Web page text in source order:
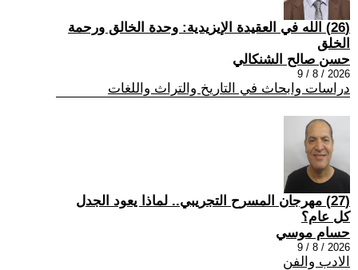
(26) الله في العقيدة الإيزيدية: وحدة الخالق ورحمة
الخلق
حسن صالح الشنكالي
2026 / 8 / 9
دراسات وابحاث في التاريخ والتراث واللغات
(27) مهرجان المسرح التجريبي.. لماذا يعود الجدل
كل عام؟
حسام موسي
2026 / 8 / 9
الادب والفن